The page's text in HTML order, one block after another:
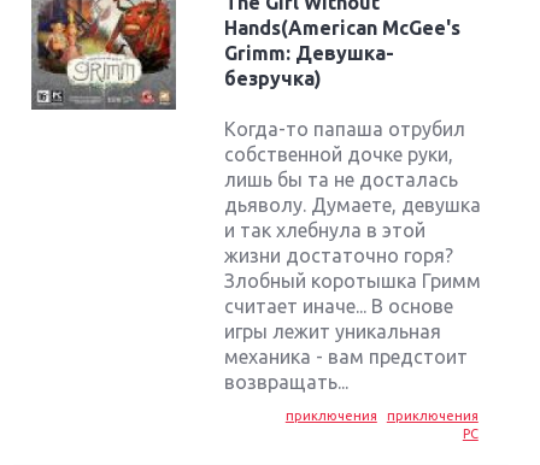
Hands(American McGee's
Grimm: Девушка-
безручка)
Когда-то папаша отрубил
собственной дочке руки,
лишь бы та не досталась
дьяволу. Думаете, девушка
и так хлебнула в этой
жизни достаточно горя?
Злобный коротышка Гримм
считает иначе... В основе
игры лежит уникальная
механика - вам предстоит
возвращать...
приключения
приключения
PC